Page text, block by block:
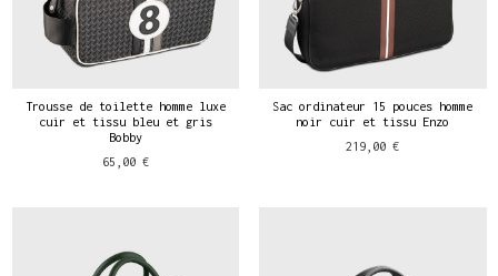
Trousse de toilette homme luxe
cuir et tissu bleu et gris
Bobby
65,00 €
Sac ordinateur 15 pouces homme
noir cuir et tissu Enzo
219,00 €